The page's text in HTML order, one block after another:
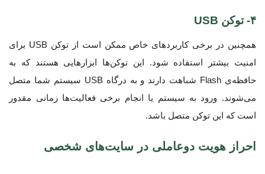
۴- توکن USB
همچنین در برخی کاربردهای خاص ممکن است از توکن USB برای
امنیت بیشتر استفاده شود. این توکن‌ها ابزارهایی هستند که به
حافظه‌ی Flash شباهت دارند و به درگاه USB سیستم شما متصل
می‌شوند. ورود به سیستم یا انجام برخی فعالیت‌ها زمانی مقدور
است که این توکن متصل باشد.
احراز هویت دوعاملی در سایت‌های شخصی